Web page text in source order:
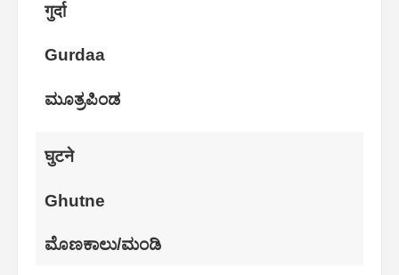
गुर्दा
Gurdaa
ಮೂತ್ರಪಿಂಡ
घुटने
Ghutne
ಮೊಣಕಾಲು/ಮಂಡಿ